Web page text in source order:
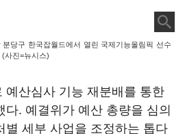
당구 한국잡월드에서 열린 국제기능올림픽 선수
사진=뉴시스)
예산심사 기능 재분배를 통한
다. 예결위가 예산 총량을 심의
별 세부 사업을 조정하는 톱다